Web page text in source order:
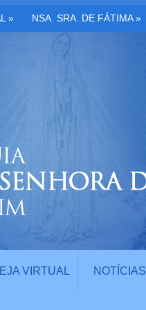
» NSA. SRA. DE FÁTIMA»
VIRTUAL NOTÍCIAS